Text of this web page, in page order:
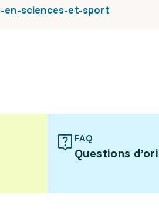
sciences-et-sport
FAQ
Questions